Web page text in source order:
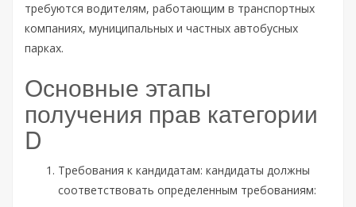
требуются водителям, работающим в транспортных
компаниях, муниципальных и частных автобусных
парках.
Основные этапы
получения прав категории
D
Требования к кандидатам: кандидаты должны
соответствовать определенным требованиям: